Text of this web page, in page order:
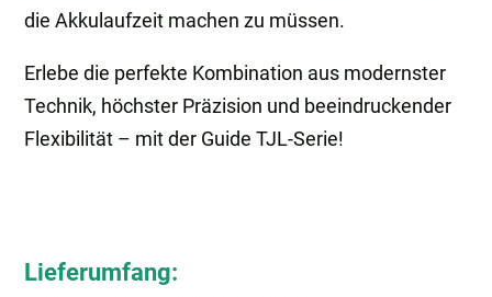
die Akkulaufzeit machen zu müssen.
Erlebe die perfekte Kombination aus modernster
Technik, höchster Präzision und beeindruckender
Flexibilität – mit der Guide TJL-Serie!
Lieferumfang: